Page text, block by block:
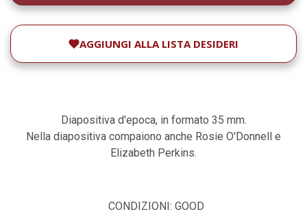
AGGIUNGI ALLA LISTA DESIDERI
Diapositiva d'epoca, in formato 35 mm.
Nella diapositiva compaiono anche Rosie O'Donnell e
Elizabeth Perkins.
CONDIZIONI: GOOD